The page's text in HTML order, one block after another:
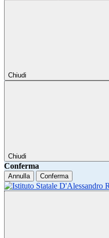
Chiudi
Chiudi
Conferma
Annulla Conferma